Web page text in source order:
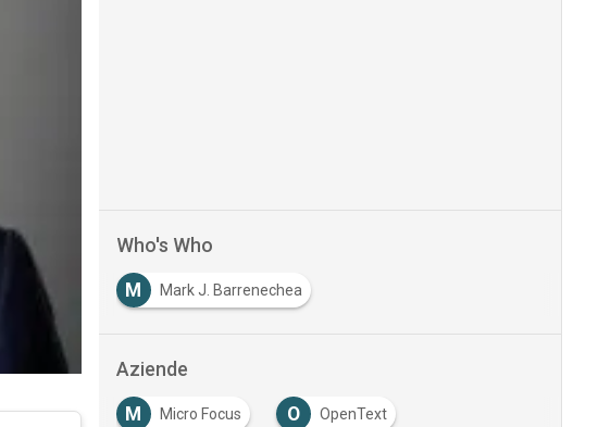
Who's Who
M Mark J. Barrenechea
Aziende
M Micro Focus O OpenText